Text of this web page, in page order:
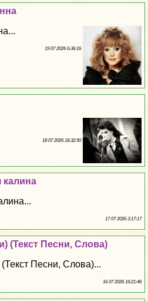
19 07 2026 6:36:16
18 07 2026 18:32:50
калина
17 07 2026 3:17:17
(Текст Песни, Слова)
Песни, Слова)...
16 07 2026 16:21:46